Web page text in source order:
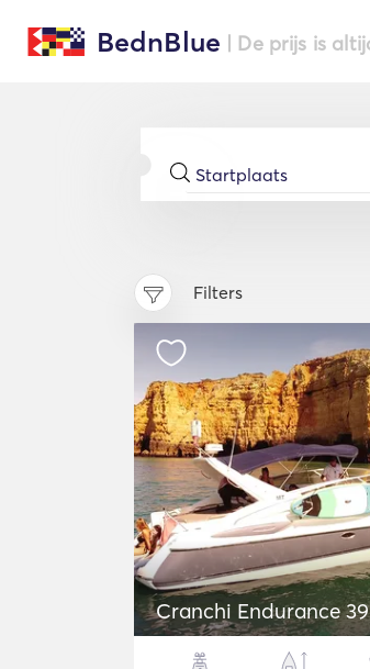
BednBlue | De prijs is
Filters
Cranchi Endurance 39